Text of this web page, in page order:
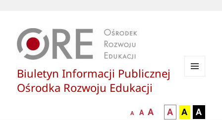
Biuletyn Informacji Publicznej
Ośrodka Rozwoju Edukacji
mniejsza
A
normalna
A
większa-
A
kontrast
A
kontrast
A A